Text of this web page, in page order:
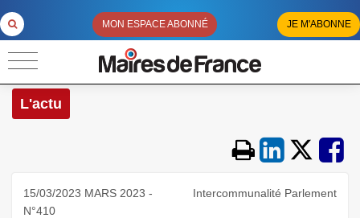
MON ESPACE ABONNÉ JE M'ABONNE
L'actu
15/03/2023 MARS 2023 -
N°410
Intercommunalité Parlement